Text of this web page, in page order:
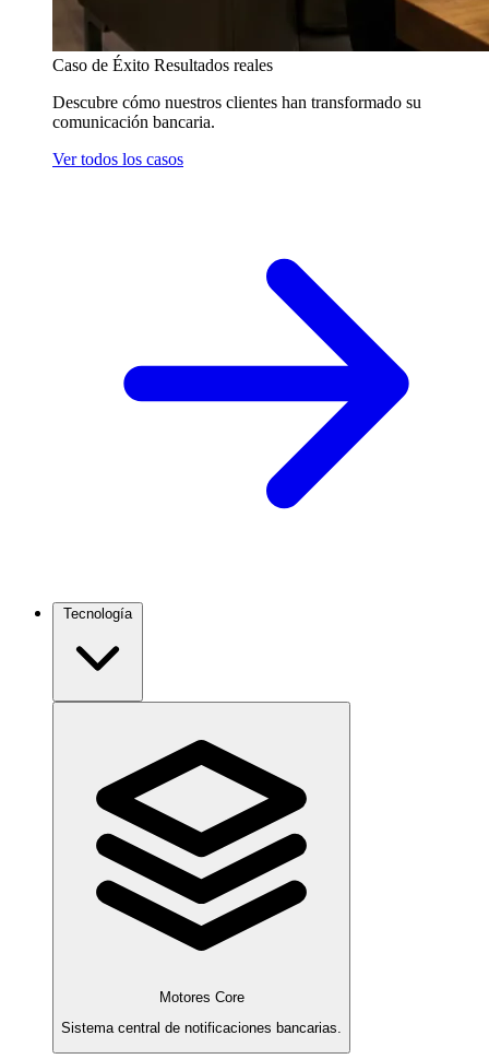
Caso de Éxito Resultados reales
Descubre cómo nuestros clientes han transformado su
comunicación bancaria.
Ver todos los casos
Tecnología
Motores Core
Sistema central de notificaciones bancarias.